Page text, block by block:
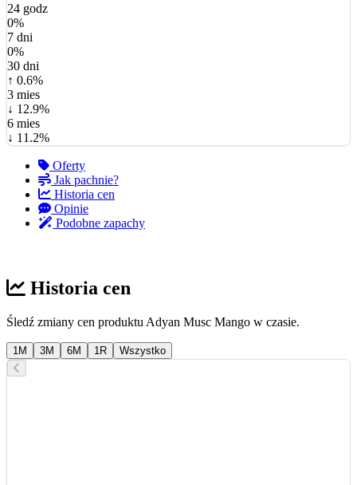
24 godz
0%
7 dni
0%
30 dni
↑ 0.6%
3 mies
↓ 12.9%
6 mies
↓ 11.2%
Oferty
Jak pachnie?
Historia cen
Opinie
Podobne zapachy
Historia cen
Śledź zmiany cen produktu Adyan Musc Mango w czasie.
1M 3M 6M 1R Wszystko